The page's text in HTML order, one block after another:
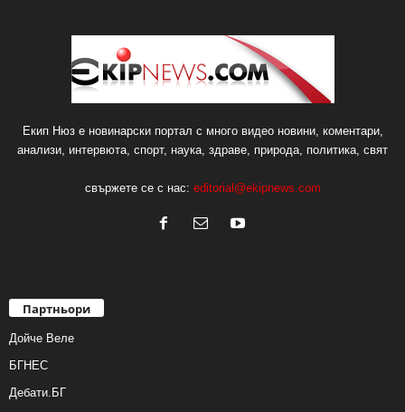
Екип Нюз е новинарски портал с много видео новини, коментари,
анализи, интервюта, спорт, наука, здраве, природа, политика, свят
свържете се с нас: editorial@ekipnews.com
Партньори
Дойче Веле
БГНЕС
Дебати.БГ